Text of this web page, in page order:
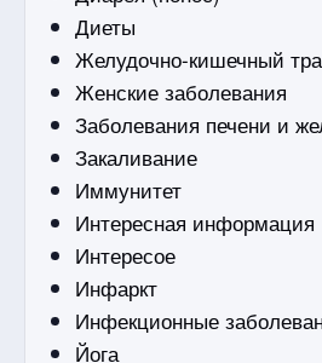
Диеты
Желудочно-кишечный
Женские заболевания
Заболевания печени и
Закаливание
Иммунитет
Интересная информация
Интересое
Инфаркт
Инфекционные
Йога